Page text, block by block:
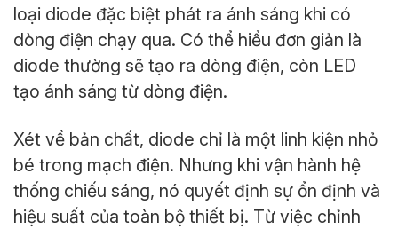
loại diode đặc biệt phát ra ánh sáng khi có
dòng điện chạy qua. Có thể hiểu đơn giản là
diode thường sẽ tạo ra dòng điện, còn LED
tạo ánh sáng từ dòng điện.
Xét về bản chất, diode chỉ là một linh kiện nhỏ
bé trong mạch điện. Nhưng khi vận hành hệ
thống chiếu sáng, nó quyết định sự ổn định và
hiệu suất của toàn bộ thiết bị. Từ việc chỉnh